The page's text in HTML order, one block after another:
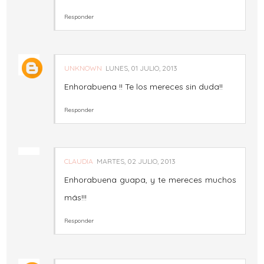
Responder
UNKNOWN LUNES, 01 JULIO, 2013
Enhorabuena !! Te los mereces sin duda!!
Responder
CLAUDIA MARTES, 02 JULIO, 2013
Enhorabuena guapa, y te mereces muchos
más!!!
Responder